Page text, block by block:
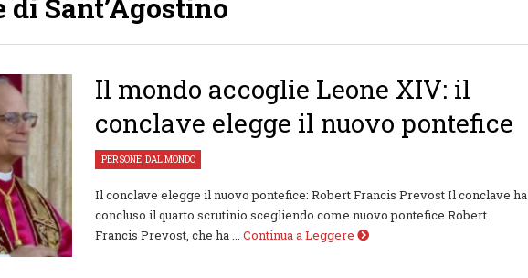
di Sant’Agostino
Il mondo accoglie Leone XIV: il
conclave elegge il nuovo pontefice
PERSONE,DAL MONDO
Il conclave elegge il nuovo pontefice: Robert Francis Prevost Il conclave ha
concluso il quarto scrutinio scegliendo come nuovo pontefice Robert
Francis Prevost, che ha ... Continua a Leggere